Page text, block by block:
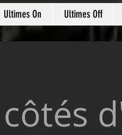
Ultimes On Ultimes Off